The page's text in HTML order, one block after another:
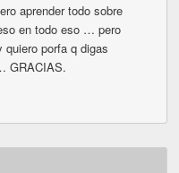
aprender todo sobre
en todo eso … pero
porfa q digas
GRACIAS.